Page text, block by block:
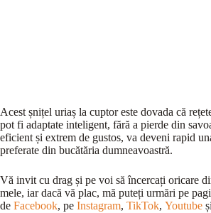
Acest șnițel uriaș la cuptor este dovada că
pot fi adaptate inteligent, fără a pierde din
eficient și extrem de gustos, va deveni rapid
preferate din bucătăria dumneavoastră.
Vă invit cu drag și pe voi să încercați oricare
mele, iar dacă vă plac, mă puteți urmări pe
de Facebook, pe Instagram, TikTok, Youtube și